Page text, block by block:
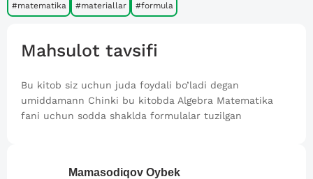
#matematika #materiallar #formula
Mahsulot tavsifi
Bu kitob siz uchun juda foydali bo’ladi degan
umiddamann Chinki bu kitobda Algebra Matematika
fani uchun sodda shaklda formulalar tuzilgan
Mamasodiqov Oybek